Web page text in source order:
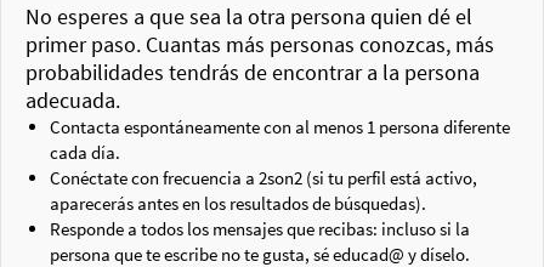
No esperes a que sea la otra persona quien dé el
primer paso. Cuantas más personas conozcas, más
probabilidades tendrás de encontrar a la persona
adecuada.
Contacta espontáneamente con al menos 1 persona diferente
cada día.
Conéctate con frecuencia a 2son2 (si tu perfil está activo,
aparecerás antes en los resultados de búsquedas).
Responde a todos los mensajes que recibas: incluso si la
persona que te escribe no te gusta, sé educad@ y díselo.